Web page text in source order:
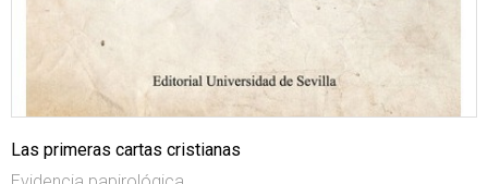
Las primeras cartas cristianas